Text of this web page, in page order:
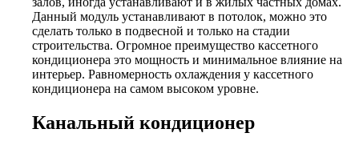
Данный модуль устанавливают в потолок, можно это
сделать только в подвесной и только на стадии
строительства. Огромное преимущество кассетного
кондиционера это мощность и минимальное влияние на
интерьер. Равномерность охлаждения у кассетного
кондиционера на самом высоком уровне.
Канальный кондиционер